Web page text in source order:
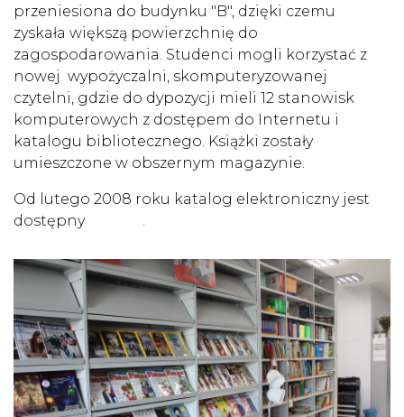
przeniesiona do budynku "B", dzięki czemu
zyskała większą powierzchnię do
zagospodarowania. Studenci mogli korzystać z
nowej wypożyczalni, skomputeryzowanej
czytelni, gdzie do dypozycji mieli 12 stanowisk
komputerowych z dostępem do Internetu i
katalogu bibliotecznego. Książki zostały
umieszczone w obszernym magazynie.
Od lutego 2008 roku katalog elektroniczny jest
dostępny
.